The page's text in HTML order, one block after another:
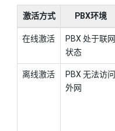
激活方式 PBX环境
在线激活
PBX 处于联网
状态
离线激活
PBX 无法访问
外网